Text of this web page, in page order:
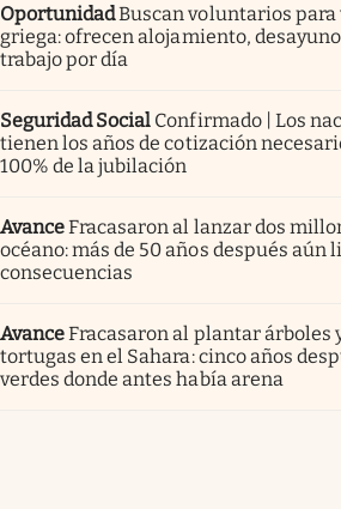
OportunidadBuscan voluntarios
griega: ofrecen alojamiento,
trabajo por día
Seguridad Social Confirmado | Los
tienen los años de cotización
100% de la jubilación
AvanceFracasaron al lanzar dos
océano: más de 50 años después aún
consecuencias
AvanceFracasaron al plantar árboles
tortugas en el Sahara: cinco años
verdes donde antes había arena